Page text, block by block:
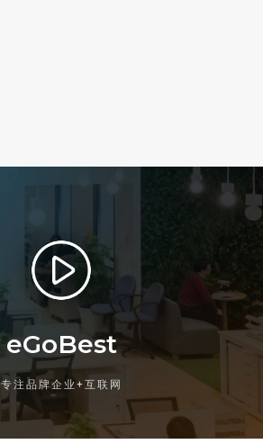
eGoBest
专注品牌企业+互联网